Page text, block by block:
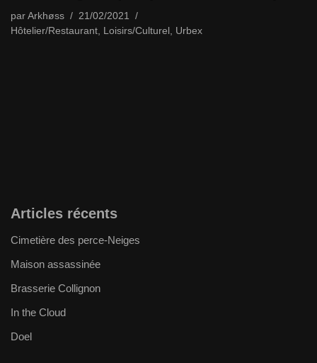
par Arkhøss
21/02/2021
Hôtelier/Restaurant
Loisirs/Culturel Urbex
Articles récents
Cimetière des perce-Neiges
Maison assassinée
Brasserie Collignon
In the Cloud
Doel